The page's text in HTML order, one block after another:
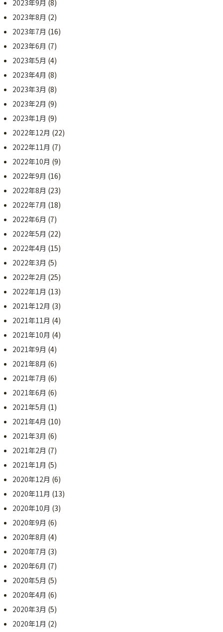
2023年9月 (8)
2023年8月 (2)
2023年7月 (16)
2023年6月 (7)
2023年5月 (4)
2023年4月 (8)
2023年3月 (8)
2023年2月 (9)
2023年1月 (9)
2022年12月 (22)
2022年11月 (7)
2022年10月 (9)
2022年9月 (16)
2022年8月 (23)
2022年7月 (18)
2022年6月 (7)
2022年5月 (22)
2022年4月 (15)
2022年3月 (5)
2022年2月 (25)
2022年1月 (13)
2021年12月 (3)
2021年11月 (4)
2021年10月 (4)
2021年9月 (4)
2021年8月 (6)
2021年7月 (6)
2021年6月 (6)
2021年5月 (1)
2021年4月 (10)
2021年3月 (6)
2021年2月 (7)
2021年1月 (5)
2020年12月 (6)
2020年11月 (13)
2020年10月 (3)
2020年9月 (6)
2020年8月 (4)
2020年7月 (3)
2020年6月 (7)
2020年5月 (5)
2020年4月 (6)
2020年3月 (5)
2020年1月 (2)